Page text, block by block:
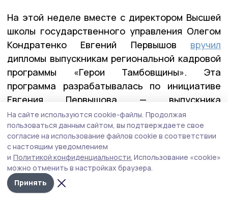
На этой неделе вместе с директором Высшей
школы государственного управления Олегом
Кондратенко Евгений Первышов вручил
дипломы выпускникам региональной кадровой
программы «Герои Тамбовщины». Эта
программа разрабатывалась по инициативе
Евгения Первышова — выпускника
федеральной программы «Время героев», и
реализовывалась вместе с его коллегами по
программе — Алексеем Кондратьевым и
Константином Кутейниковым. Заявку в
программу подали почти 400 участников и
ветеранов СВО. После всех вступительных
испытаний участниками первого потока стали
На сайте используются cookie-файлы. Продолжая
пользоваться данным сайтом, вы подтверждаете свое
согласие на использование файлов cookie в соответствии
с настоящим уведомлением
и Политикой конфиденциальности. Использование «cookie»
можно отменить в настройках браузера.
Принять